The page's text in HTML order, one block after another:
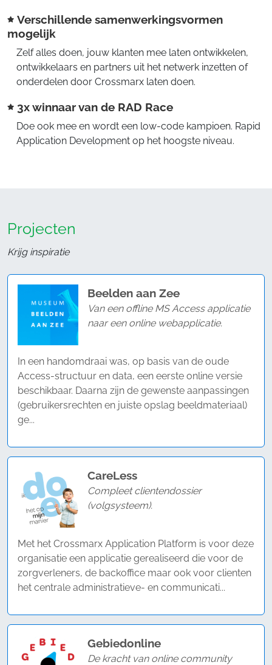
Verschillende samenwerkingsvormen
mogelijk
Zelf alles doen, jouw klanten mee laten ontwikkelen,
ontwikkelaars en partners uit het netwerk inzetten of
onderdelen door Crossmarx laten doen.
3x winnaar van de RAD Race
Doe ook mee en wordt een low-code kampioen. Rapid
Application Development op het hoogste niveau.
Projecten
Krijg inspiratie
Beelden aan Zee
Van een offline MS Access applicatie
naar een online webapplicatie.
In een handomdraai was, op basis van de oude
Access-structuur en data, een eerste online versie
beschikbaar. Daarna zijn de gewenste aanpassingen
(gebruikersrechten en juiste opslag beeldmateriaal)
ge...
CareLess
Compleet clientendossier
(volgsysteem).
Met het Crossmarx Application Platform is voor deze
organisatie een applicatie gerealiseerd die voor de
zorgverleners, de backoffice maar ook voor clienten
het centrale administratieve- en communicati...
Gebiedonline
De kracht van online community